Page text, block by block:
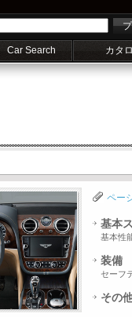
Car Search カタ
ペー
基本
基本性
装備
セーフ
その